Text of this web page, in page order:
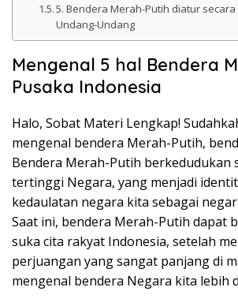
5. Bendera Merah-Putih diatur
Undang-Undang
Mengenal 5 hal Bendera
Pusaka Indonesia
Halo, Sobat Materi Lengkap!
mengenal bendera Merah-Putih,
Bendera Merah-Putih berkedudukan
tertinggi Negara, yang menjadi
kedaulatan negara kita sebagai
Saat ini, bendera Merah-Putih dapat
suka cita rakyat Indonesia, setelah
perjuangan yang sangat panjang di
mengenal bendera Negara kita lebih